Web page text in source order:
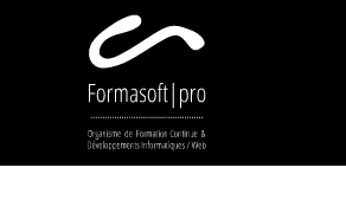
Cookies management panel